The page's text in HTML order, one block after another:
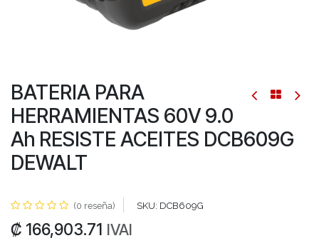
BATERIA PARA
HERRAMIENTAS 60V 9.0
Ah RESISTE ACEITES DCB609G
DEWALT
(0 reseña) SKU: DCB609G
₡ 166,903.71 IVAI